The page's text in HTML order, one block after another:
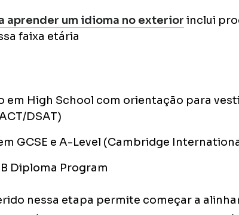
aprender um idioma no exterior inclui
faixa etária
em High School com orientação para
DSAT)
GCSE e A-Level (Cambridge
Diploma Program
nessa etapa permite começar a